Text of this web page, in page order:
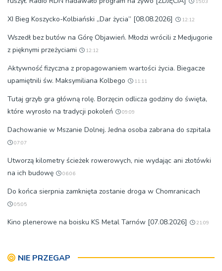
15:03
XI Bieg Koszycko-Kolbiański „Dar życia” [08.08.2026] 12:12
Wszedł bez butów na Górę Objawień. Młodzi wrócili z Medjugorie
z pięknymi przeżyciami
12:12
Aktywność fizyczna z propagowaniem wartości życia. Biegacze
upamiętnili św. Maksymiliana Kolbego
11:11
Tutaj grzyb gra główną rolę. Borzęcin odlicza godziny do święta,
które wyrosło na tradycji pokoleń
09:09
Dachowanie w Mszanie Dolnej. Jedna osoba zabrana do szpitala
07:07
Utworzą kilometry ścieżek rowerowych, nie wydając ani złotówki
na ich budowę
06:06
Do końca sierpnia zamknięta zostanie droga w Chomranicach
05:05
Kino plenerowe na boisku KS Metal Tarnów [07.08.2026] 21:09
NIE PRZEGAP